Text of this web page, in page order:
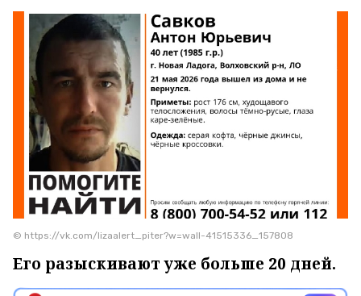
© https://vk.com/lizaalert_piter?w=wall-41515336_157808
Его разыскивают уже больше 20 дней.